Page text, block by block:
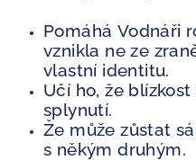
Pomáhá Vodnáři
vznikla ne ze
vlastní identitu.
Učí ho, že
splynutí.
Že může zůstat
s někým druhým.